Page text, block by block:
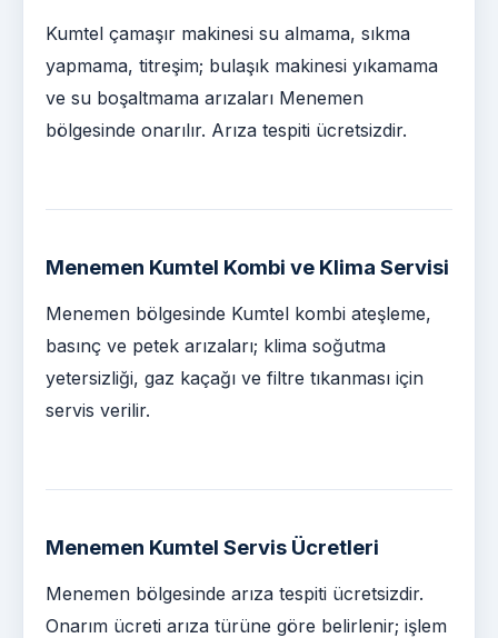
Kumtel çamaşır makinesi su almama, sıkma
yapmama, titreşim; bulaşık makinesi yıkamama
ve su boşaltmama arızaları Menemen
bölgesinde onarılır. Arıza tespiti ücretsizdir.
Menemen Kumtel Kombi ve Klima Servisi
Menemen bölgesinde Kumtel kombi ateşleme,
basınç ve petek arızaları; klima soğutma
yetersizliği, gaz kaçağı ve filtre tıkanması için
servis verilir.
Menemen Kumtel Servis Ücretleri
Menemen bölgesinde arıza tespiti ücretsizdir.
Onarım ücreti arıza türüne göre belirlenir; işlem